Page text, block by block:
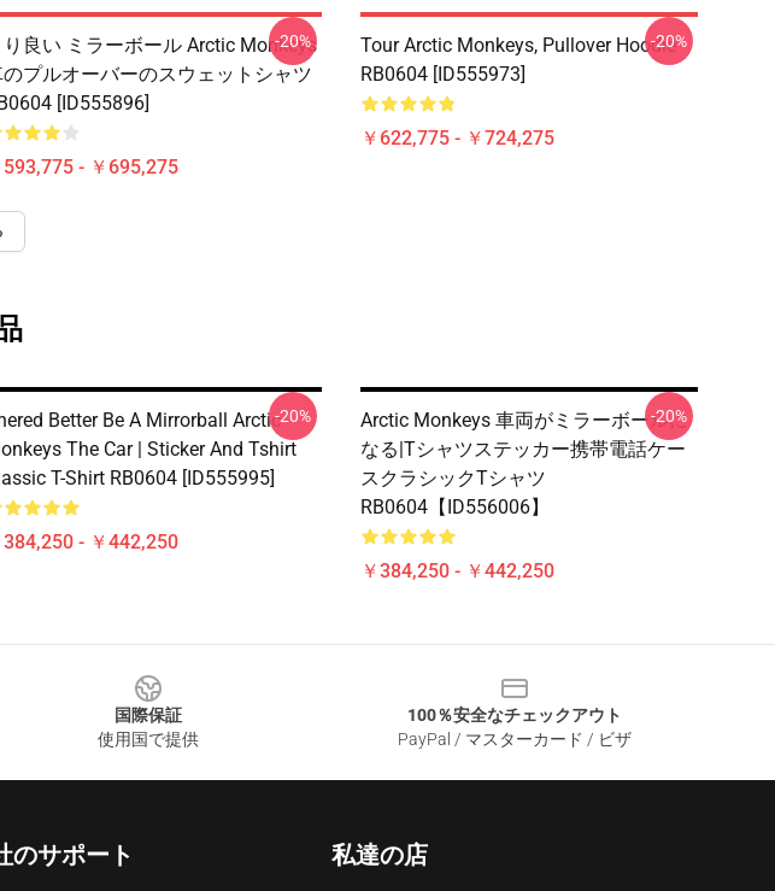
り良い ミラーボール Arctic Monkeys
プルオーバーのスウェットシャツ
[ID555896]
593,775 - ￥695,275
-20%
Tour Arctic Monkeys, Pullover Hoodie
RB0604 [ID555973]
￥622,775 - ￥724,275
-20%
Better Be A Mirrorball Arctic
The Car | Sticker And Tshirt
T-Shirt RB0604 [ID555995]
384,250 - ￥442,250
-20%
Arctic Monkeys 車両がミラーボールに
なる|Tシャツステッカー携帯電話ケー
スクラシックTシャツ
RB0604【ID556006】
￥384,250 - ￥442,250
-20%
国際保証
使用国で提供
100％安全なチェックアウト
PayPal / マスターカード / ビザ
のサポート 私達の店